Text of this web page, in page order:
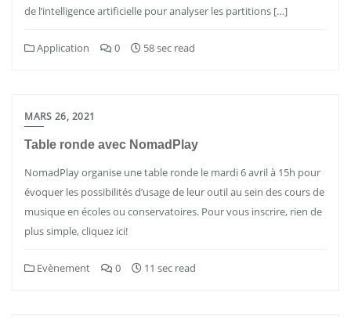
de l’intelligence artificielle pour analyser les partitions […]
Application 0 58 sec read
MARS 26, 2021
Table ronde avec NomadPlay
NomadPlay organise une table ronde le mardi 6 avril à 15h pour
évoquer les possibilités d’usage de leur outil au sein des cours de
musique en écoles ou conservatoires. Pour vous inscrire, rien de
plus simple, cliquez ici!
Evènement 0 11 sec read